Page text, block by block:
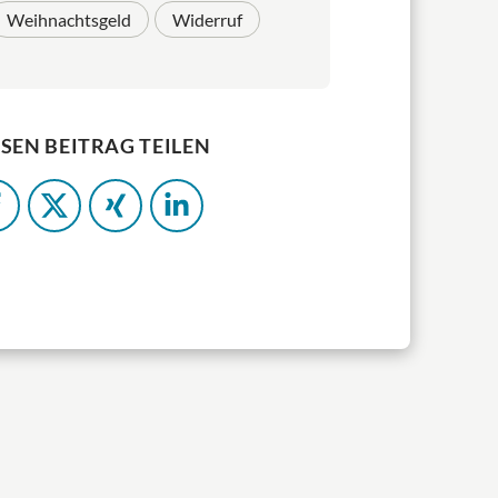
Weihnachtsgeld Widerruf
BEITRAG TEILEN